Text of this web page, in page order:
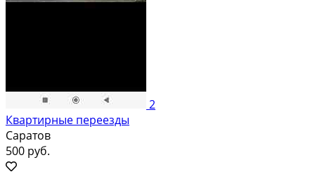
2
Квартирные переезды
Саратов
500 руб.